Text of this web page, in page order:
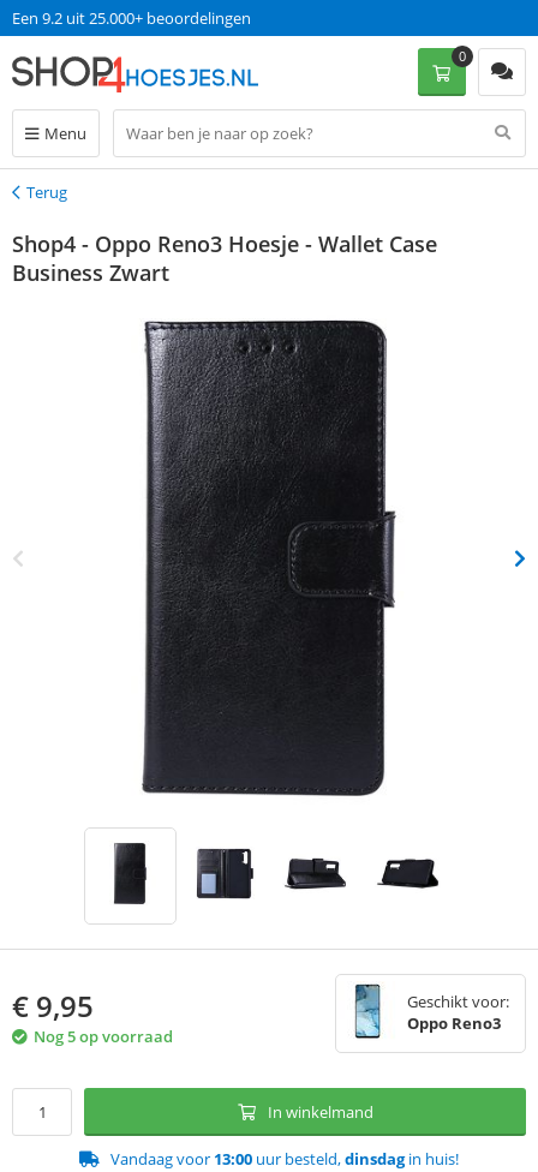
Een 9.2 uit 25.000+ beoordelingen
Menu
0
Terug
Terug
Shop4 - Oppo Reno3 Hoesje - Wallet Case
Business Zwart
€ 9,95
Nog 5 op voorraad
Geschikt voor:
Oppo Reno3
In winkelmand
Vandaag voor 13:00 uur besteld,dinsdagin huis!